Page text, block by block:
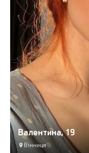
Валентина, 19
Вінниця